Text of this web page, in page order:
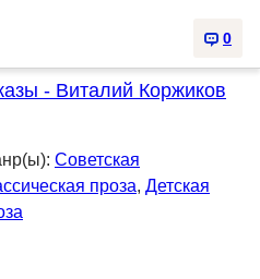
0
- Виталий Коржиков
Советская
проза, Детская